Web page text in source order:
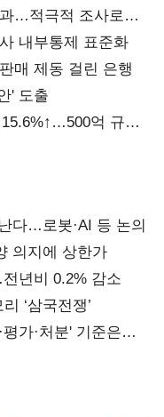
…적극적 조사로
내부통제 표준화
매 제동 걸린 은행
' 도출
억 규모
다…로봇·AI 등 논의
의지에 상한가
년비 0.2% 감소
‘삼국전쟁’
가·처분' 기준은